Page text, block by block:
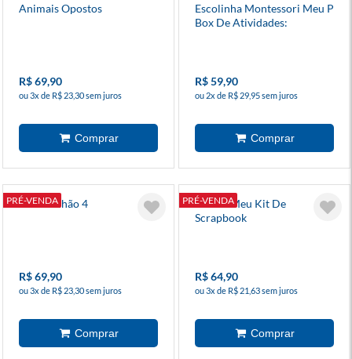
Animais Opostos
R$ 69,90
ou 3x de R$ 23,30 sem juros
Escolinha Montessori Meu P
Box De Atividades:
R$ 59,90
ou 2x de R$ 29,95 sem juros
PRÉ-VENDA
O Estranhão 4
R$ 69,90
ou 3x de R$ 23,30 sem juros
PRÉ-VENDA
Sonic - Meu Kit De
Scrapbook
R$ 64,90
ou 3x de R$ 21,63 sem juros